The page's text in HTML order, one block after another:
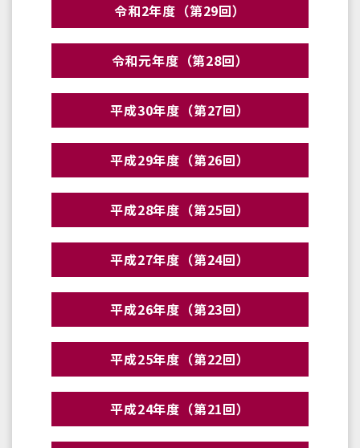
令和2年度（第29回）
令和元年度（第28回）
平成30年度（第27回）
平成29年度（第26回）
平成28年度（第25回）
平成27年度（第24回）
平成26年度（第23回）
平成25年度（第22回）
平成24年度（第21回）